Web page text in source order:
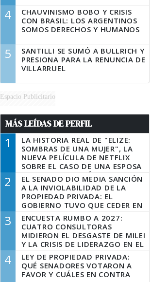
4
CHAUVINISMO BOBO Y CRISIS
CON BRASIL: LOS ARGENTINOS
SOMOS DERECHOS Y HUMANOS
5
SANTILLI SE SUMÓ A BULLRICH Y
PRESIONA PARA LA RENUNCIA DE
VILLARRUEL
Espacio Publicitario
MÁS LEÍDAS DE PERFIL
1
LA HISTORIA REAL DE "ELIZE:
SOMBRAS DE UNA MUJER", LA
NUEVA PELÍCULA DE NETFLIX
SOBRE EL CASO DE UNA ESPOSA
QUE DESCUARTIZÓ A SU
MARIDO
2
EL SENADO DIO MEDIA SANCIÓN
A LA INVIOLABILIDAD DE LA
PROPIEDAD PRIVADA: EL
GOBIERNO TUVO QUE CEDER EN
LA LEY DEL MANEJO DEL FUEGO
3
ENCUESTA RUMBO A 2027:
CUATRO CONSULTORAS
MIDIERON EL DESGASTE DE MILEI
Y LA CRISIS DE LIDERAZGO EN EL
PERONISMO
4
LEY DE PROPIEDAD PRIVADA:
QUÉ SENADORES VOTARON A
FAVOR Y CUÁLES EN CONTRA